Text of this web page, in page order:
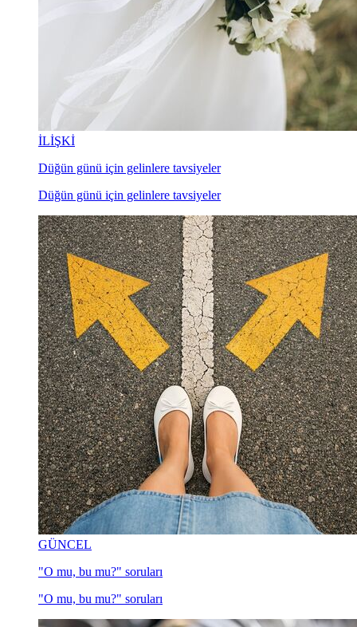
İLİŞKİ
Düğün günü için gelinlere tavsiyeler
Düğün günü için gelinlere tavsiyeler
GÜNCEL
"O mu, bu mu?" soruları
"O mu, bu mu?" soruları